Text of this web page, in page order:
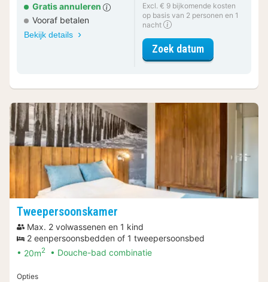
Gratis annuleren
Vooraf betalen
Bekijk details
Excl. € 9 bijkomende kosten
op basis van 2 personen en 1
nacht
Zoek datumvoor Cosy
Tweepersoonskamer
Max. 2 volwassenen en 1 kind
2 eenpersoonsbedden of 1 tweepersoonsbed
20m2 Douche-bad combinatie
Opties